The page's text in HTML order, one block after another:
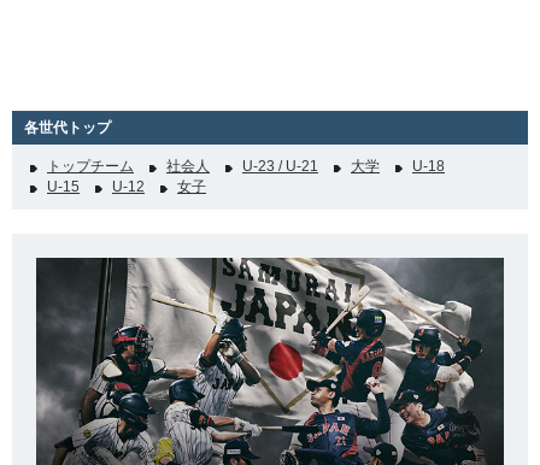
各世代トップ
トップチーム 社会人 U-23 / U-21 大学
U-18
U-15
U-12 女子